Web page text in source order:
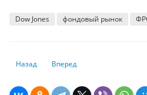
Dow Jones фондовый рынок
Предыдущий: Мировые рынки
Назад Следующий: Почему
Вперед